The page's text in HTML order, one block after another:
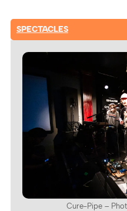
SPECTACLES
Cure-Pipe –